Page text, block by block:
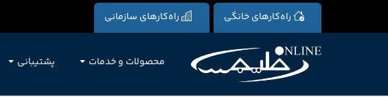
راه‌کارهای خانگی راه‌کارهای سازمانی
محصولات و خدمات پشتیبانی